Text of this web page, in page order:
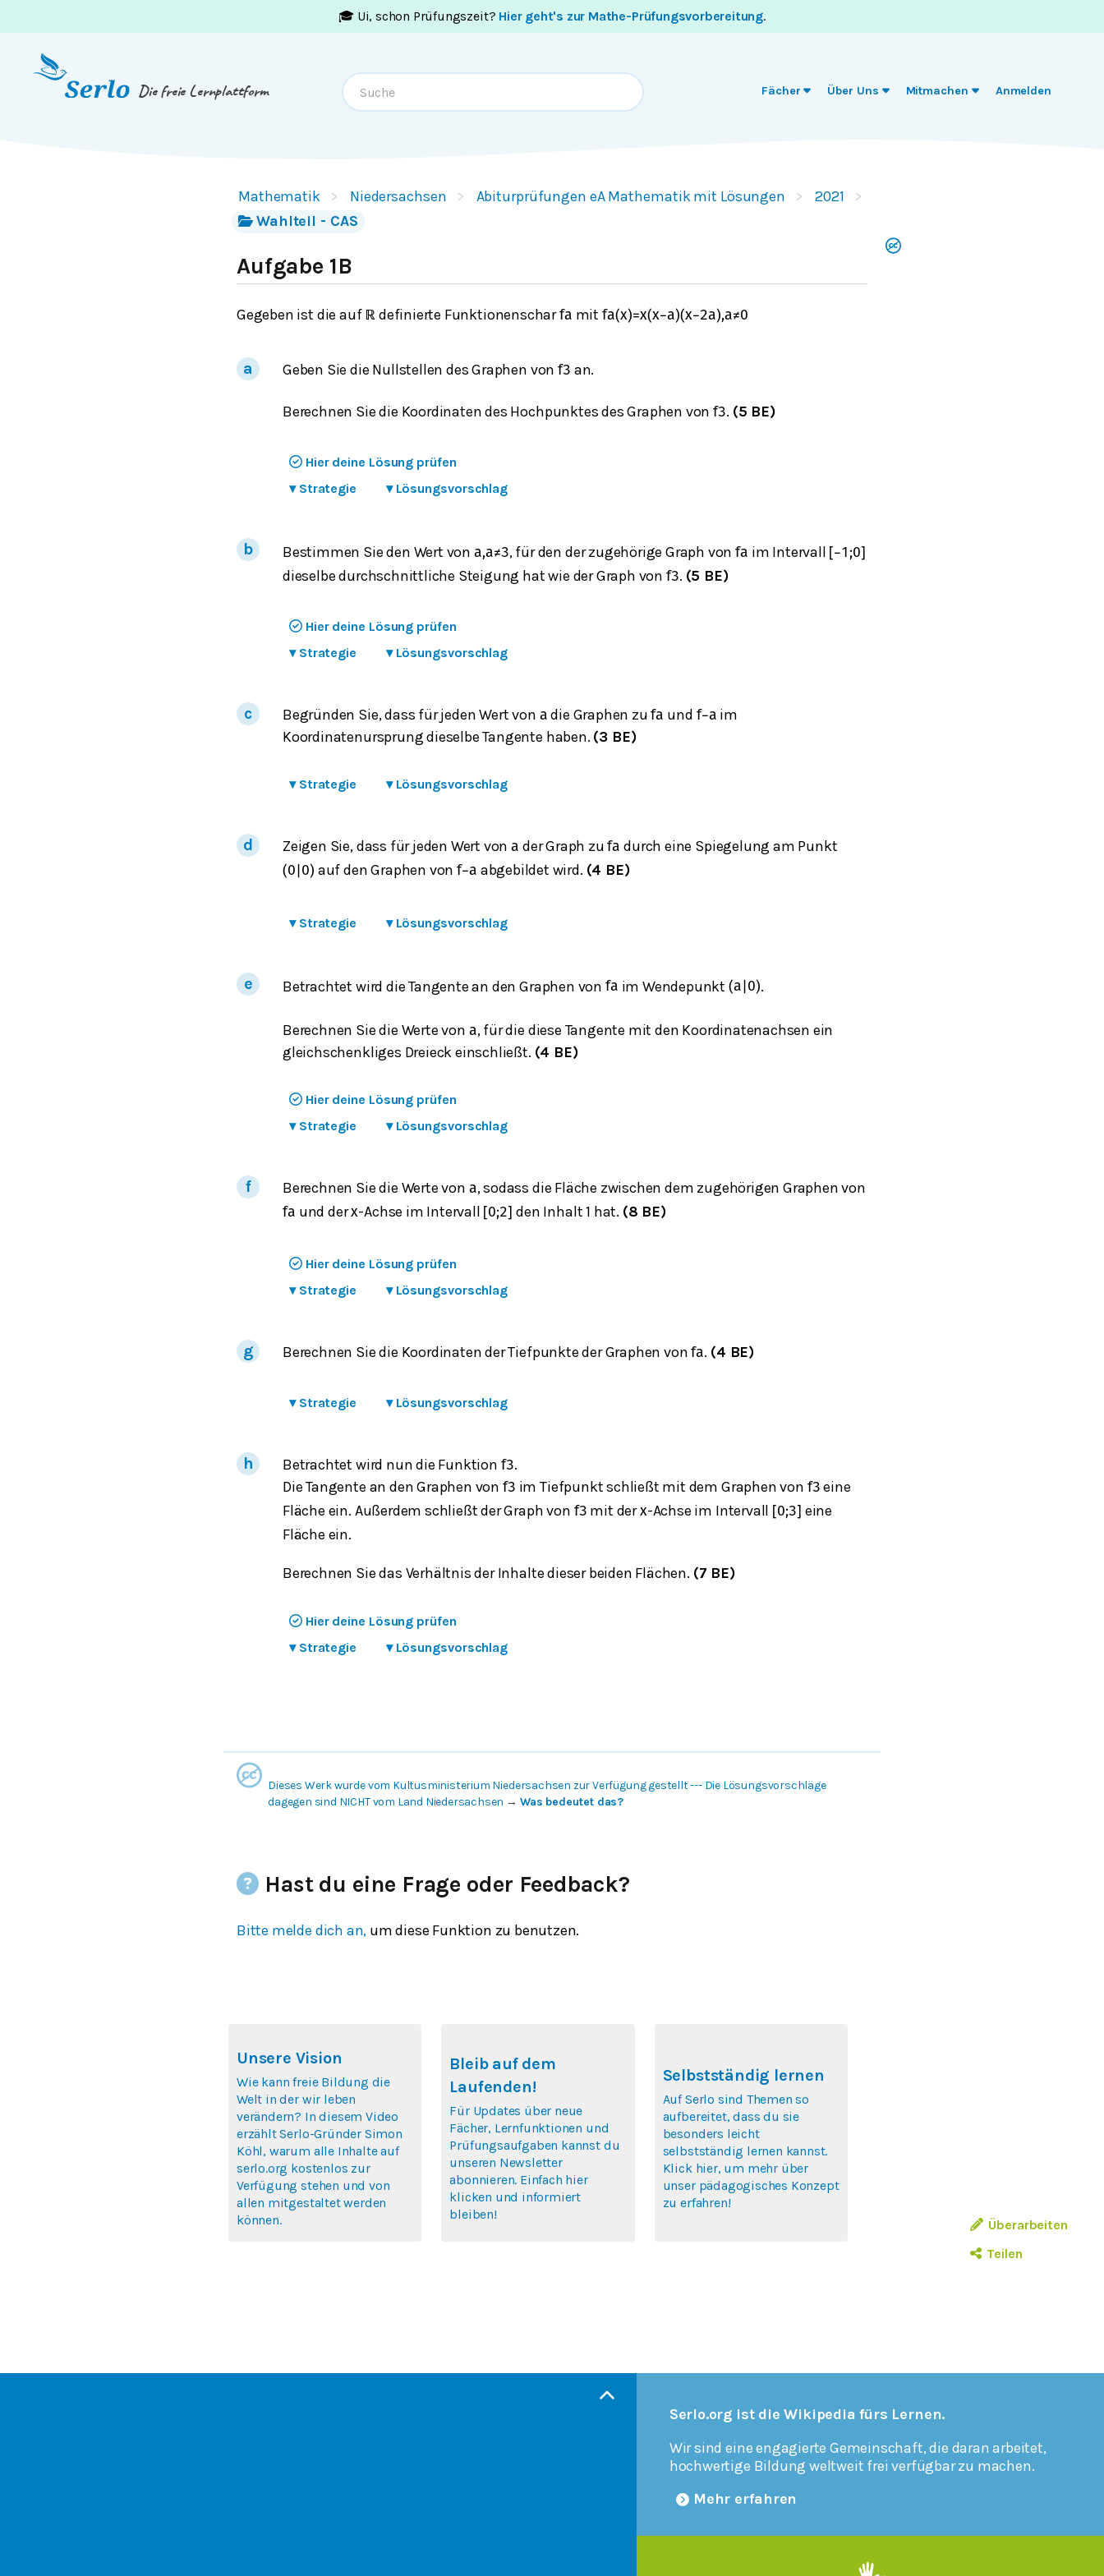
🎓 Ui, schon Prüfungszeit? Hier geht's zur Mathe-Prüfungsvorbereitung.
Die freie Lernplattform Fächer Über Uns Mitmachen Anmelden
Mathematik Niedersachsen Abiturprüfungen eA Mathematik mit Lösungen
2021
Wahlteil - CAS
Aufgabe 1B
Gegeben ist die auf ℝ definierte Funktionenscharfa mit fa(x)=x(x−a)(x−2a),a≠0
Geben Sie die Nullstellen des Graphen von f3 an.
Berechnen Sie die Koordinaten des Hochpunktes des Graphen vonf3. (5 BE)
Hier deine Lösung prüfen
▾ Strategie ▾ Lösungsvorschlag
Bestimmen Sie den Wert von a,a≠3, für den der zugehörige Graph vonfa im Intervall [−1 ;0]
dieselbe durchschnittliche Steigung hat wie der Graph von f3. (5 BE)
Hier deine Lösung prüfen
▾ Strategie ▾ Lösungsvorschlag
Begründen Sie, dass für jeden Wert von a die Graphen zufa und f−a im
Koordinatenursprung dieselbe Tangente haben. (3 BE)
▾ Strategie ▾ Lösungsvorschlag
Zeigen Sie, dass für jeden Wert vona der Graph zufa durch eine Spiegelung am Punkt
(0 0) auf den Graphen von f−a abgebildet wird. (4 BE)
▾ Strategie ▾ Lösungsvorschlag
Betrachtet wird die Tangente an den Graphen von fa im Wendepunkt (a 0).
Berechnen Sie die Werte von a, für die diese Tangente mit den Koordinatenachsen ein
gleichschenkliges Dreieck einschließt. (4 BE)
Hier deine Lösung prüfen
▾ Strategie ▾ Lösungsvorschlag
Berechnen Sie die Werte von a, sodass die Fläche zwischen dem zugehörigen Graphen von
fa und derx-Achse im Intervall [0;2] den Inhalt 1 hat. (8 BE)
Hier deine Lösung prüfen
▾ Strategie ▾ Lösungsvorschlag
Berechnen Sie die Koordinaten der Tiefpunkte der Graphen vonfa. (4 BE)
▾ Strategie ▾ Lösungsvorschlag
Betrachtet wird nun die Funktion f3.
Die Tangente an den Graphen von f3 im Tiefpunkt schließt mit dem Graphen von f3 eine
Fläche ein. Außerdem schließt der Graph von f3 mit derx-Achse im Intervall [0;3] eine
Fläche ein.
Berechnen Sie das Verhältnis der Inhalte dieser beiden Flächen. (7 BE)
Hier deine Lösung prüfen
▾ Strategie ▾ Lösungsvorschlag
Überarbeiten
Teilen
Dieses Werk wurde vom Kultusministerium Niedersachsen zur Verfügung gestellt --- Die Lösungsvorschläge
dagegen sind NICHT vom Land Niedersachsen → Was bedeutet das?
Hast du eine Frage oder Feedback?
Bitte melde dich an, um diese Funktion zu benutzen.
Unsere Vision
Wie kann freie Bildung die
Welt in der wir leben
verändern? In diesem Video
erzählt Serlo-Gründer Simon
Köhl, warum alle Inhalte auf
serlo.org kostenlos zur
Verfügung stehen und von
allen mitgestaltet werden
können.
Bleib auf dem
Laufenden!
Für Updates über neue
Fächer, Lernfunktionen und
Prüfungsaufgaben kannst du
unseren Newsletter
abonnieren. Einfach hier
klicken und informiert
bleiben!
Selbstständig lernen
Auf Serlo sind Themen so
aufbereitet, dass du sie
besonders leicht
selbstständig lernen kannst.
Klick hier, um mehr über
unser pädagogisches Konzept
zu erfahren!
Serlo.org ist die Wikipedia fürs Lernen.
Wir sind eine engagierte Gemeinschaft, die daran arbeitet,
hochwertige Bildung weltweit frei verfügbar zu machen.
Mehr erfahren